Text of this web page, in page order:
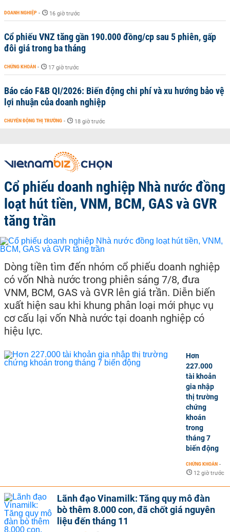
DOANH NGHIỆP - 16 giờ trước
Cổ phiếu VNZ tăng gần 190.000 đồng/cp sau 5 phiên, gấp
đôi giá trong ba tháng
CHỨNG KHOÁN - 17 giờ trước
Báo cáo F&B QI/2026: Biến động chi phí và xu hướng bảo vệ
lợi nhuận của doanh nghiệp
CHUYỂN ĐỘNG THỊ TRƯỜNG - 18 giờ trước
Cổ phiếu doanh nghiệp Nhà nước đồng
loạt hút tiền, VNM, BCM, GAS và GVR
tăng trần
Dòng tiền tìm đến nhóm cổ phiếu doanh nghiệp
có vốn Nhà nước trong phiên sáng 7/8, đưa
VNM, BCM, GAS và GVR lên giá trần. Diễn biến
xuất hiện sau khi khung phân loại mới phục vụ
cơ cấu lại vốn Nhà nước tại doanh nghiệp có
hiệu lực.
Hơn
227.000
tài khoản
gia nhập
thị trường
chứng
khoán
trong
tháng 7
biến động
CHỨNG KHOÁN -
12 giờ trước
Lãnh đạo Vinamilk: Tăng quy mô đàn
bò thêm 8.000 con, đã chốt giá nguyên
liệu đến tháng 11